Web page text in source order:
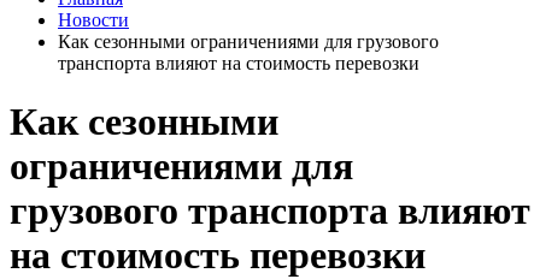
Новости
Как сезонными ограничениями для грузового
транспорта влияют на стоимость перевозки
Как сезонными
ограничениями для
грузового транспорта влияют
на стоимость перевозки